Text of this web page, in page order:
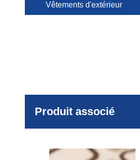
Vêtements d'extérieur
Produit associé